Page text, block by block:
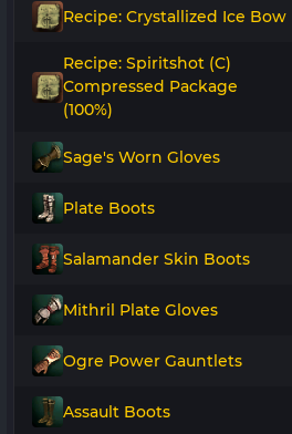
Recipe: Crystallized Ice Bow
Recipe: Spiritshot (C)
Compressed Package
(100%)
Sage's Worn Gloves
Plate Boots
Salamander Skin Boots
Mithril Plate Gloves
Ogre Power Gauntlets
Assault Boots